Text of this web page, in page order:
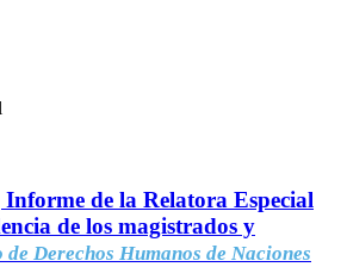
de la Relatora Especial
de los magistrados y
de Derechos Humanos de Naciones